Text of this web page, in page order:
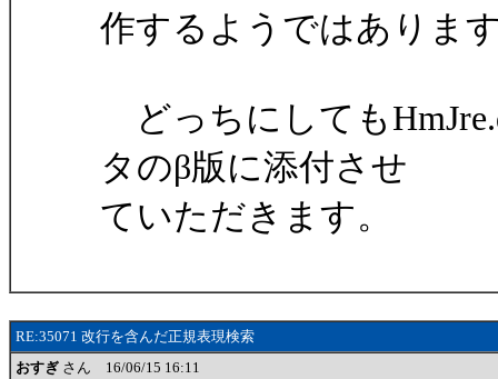
作するようではありま
どっちにしても
タのβ版に添付させ
ていただきます。
RE:35071 改行を含んだ正規表現検索
おすぎ さん 16/06/15 16:11